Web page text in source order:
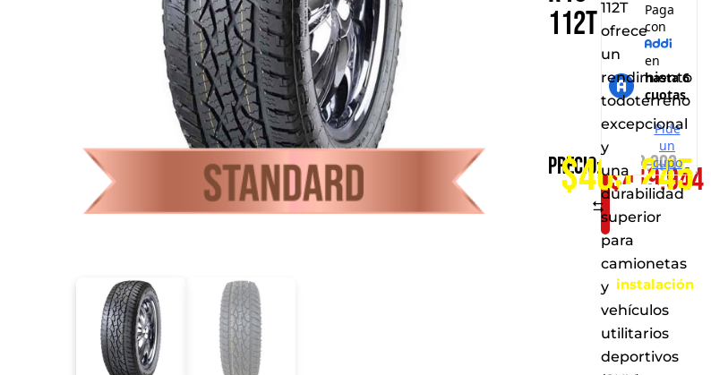
112T
Precio: $713.900
$419.944
Consíguelo
por
solo:
Al
realizar
la
instalación
en
cualquiera
de
nuestros
puntos
$405.245
Comparar
112T
ofrece
un
rendimiento
todoterreno
excepcional
y
una
durabilidad
superior
para
camionetas
y
vehículos
utilitarios
deportivos